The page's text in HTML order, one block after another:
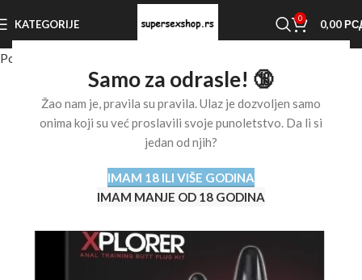
Samo za odrasle! 🔞
Žao nam je, pravila su pravila. Ulaz je dozvoljen samo
onima koji su već proslavili svoje punoletstvo. Da li si
jedan od njih?
IMAM 18 ILI VIŠE GODINA
IMAM MANJE OD 18 GODINA
KATEGORIJE 0 0,00
Početna stranica